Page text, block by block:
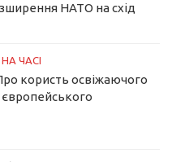
НАТО на схід
НА ЧАСІ
користь освіжаючого